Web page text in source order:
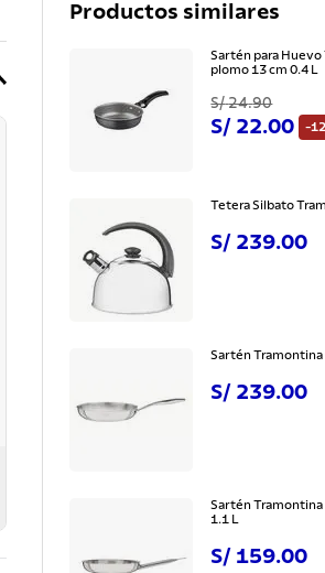
Productos similares
Sartén para
plomo 13 cm 0.4 L
S/ 24.90
S/ 22.00 -
Tetera Silbato
S/ 239.00
Sartén Tramontina
S/ 239.00
Sartén
1.1 L
S/ 159.00